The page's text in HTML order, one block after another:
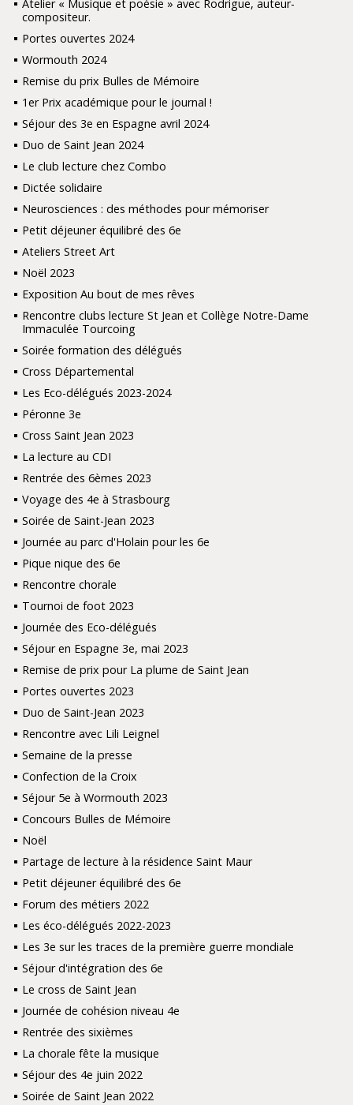
Atelier « Musique et poésie » avec Rodrigue, auteur-
compositeur.
Portes ouvertes 2024
Wormouth 2024
Remise du prix Bulles de Mémoire
1er Prix académique pour le journal !
Séjour des 3e en Espagne avril 2024
Duo de Saint Jean 2024
Le club lecture chez Combo
Dictée solidaire
Neurosciences : des méthodes pour mémoriser
Petit déjeuner équilibré des 6e
Ateliers Street Art
Noël 2023
Exposition Au bout de mes rêves
Rencontre clubs lecture St Jean et Collège Notre-Dame
Immaculée Tourcoing
Soirée formation des délégués
Cross Départemental
Les Eco-délégués 2023-2024
Péronne 3e
Cross Saint Jean 2023
La lecture au CDI
Rentrée des 6èmes 2023
Voyage des 4e à Strasbourg
Soirée de Saint-Jean 2023
Journée au parc d'Holain pour les 6e
Pique nique des 6e
Rencontre chorale
Tournoi de foot 2023
Journée des Eco-délégués
Séjour en Espagne 3e, mai 2023
Remise de prix pour La plume de Saint Jean
Portes ouvertes 2023
Duo de Saint-Jean 2023
Rencontre avec Lili Leignel
Semaine de la presse
Confection de la Croix
Séjour 5e à Wormouth 2023
Concours Bulles de Mémoire
Noël
Partage de lecture à la résidence Saint Maur
Petit déjeuner équilibré des 6e
Forum des métiers 2022
Les éco-délégués 2022-2023
Les 3e sur les traces de la première guerre mondiale
Séjour d'intégration des 6e
Le cross de Saint Jean
Journée de cohésion niveau 4e
Rentrée des sixièmes
La chorale fête la musique
Séjour des 4e juin 2022
Soirée de Saint Jean 2022